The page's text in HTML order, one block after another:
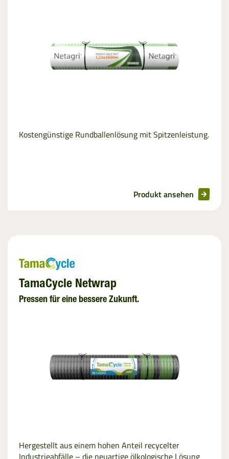
Kostengünstige Rundballenlösung mit Spitzenleistung.
Produkt ansehen
TamaCycle Netwrap
Pressen für eine bessere Zukunft.
Hergestellt aus einem hohen Anteil recycelter
Industrieabfälle – die neuartige ölkologische Lösung